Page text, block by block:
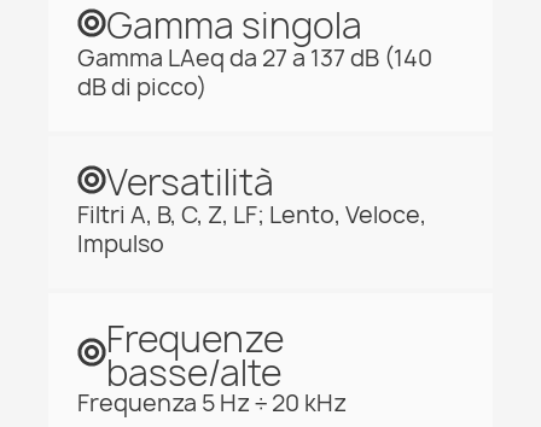
Gamma singola
Gamma LAeq da 27 a 137 dB (140
dB di picco)
Versatilità
Filtri A, B, C, Z, LF; Lento, Veloce,
Impulso
Frequenze
basse/alte
Frequenza 5 Hz ÷ 20 kHz